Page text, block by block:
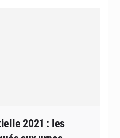
2021 : les